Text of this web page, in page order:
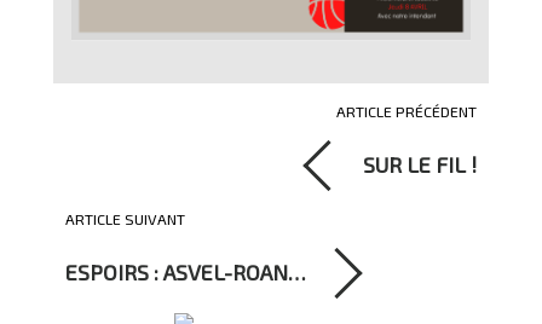
ARTICLE PRÉCÉDENT
SUR LE FIL !
ARTICLE SUIVANT
ESPOIRS : ASVEL-ROAN…